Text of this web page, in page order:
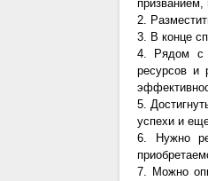
призванием,
2.
3. В конце
4. Рядом с
ресурсов и
5.
успехи и
6. Нужно
7. Можно